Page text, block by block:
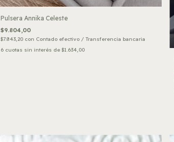
Pulsera Annika Celeste
$9.804,00
$7.843,20 con Contado efectivo / Transferencia bancaria
6 cuotas sin interés de $1.634,00